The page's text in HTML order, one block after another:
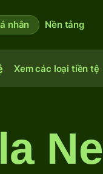
nhân Nền tảng
Xem các loại tiền tệ